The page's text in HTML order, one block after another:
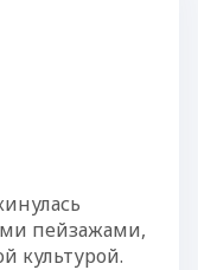
пейзажами,
культурой.